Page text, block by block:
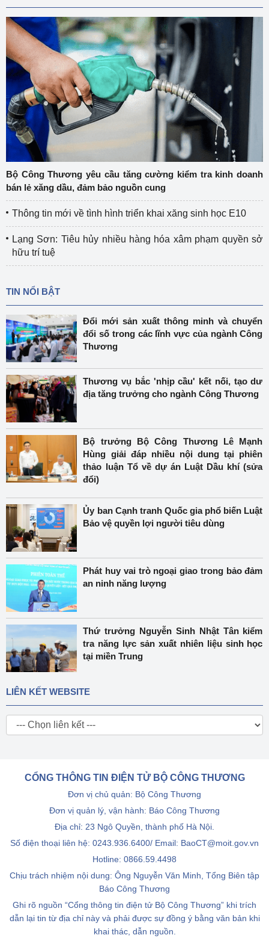
Bộ Công Thương yêu cầu tăng cường kiểm tra kinh doanh
bán lẻ xăng dầu, đảm bảo nguồn cung
Thông tin mới về tình hình triển khai xăng sinh học E10
Lạng Sơn: Tiêu hủy nhiều hàng hóa xâm phạm quyền sở
hữu trí tuệ
TIN NỔI BẬT
Đổi mới sản xuất thông minh và chuyển
đổi số trong các lĩnh vực của ngành Công
Thương
Thương vụ bắc 'nhịp cầu' kết nối, tạo dư
địa tăng trưởng cho ngành Công Thương
Bộ trưởng Bộ Công Thương Lê Mạnh
Hùng giải đáp nhiều nội dung tại phiên
thảo luận Tổ về dự án Luật Dầu khí (sửa
đổi)
Ủy ban Cạnh tranh Quốc gia phổ biến Luật
Bảo vệ quyền lợi người tiêu dùng
Phát huy vai trò ngoại giao trong bảo đảm
an ninh năng lượng
Thứ trưởng Nguyễn Sinh Nhật Tân kiểm
tra năng lực sản xuất nhiên liệu sinh học
tại miền Trung
LIÊN KẾT WEBSITE
CỔNG THÔNG TIN ĐIỆN TỬ BỘ CÔNG THƯƠNG
Đơn vị chủ quản: Bộ Công Thương
Đơn vị quản lý, vận hành: Báo Công Thương
Địa chỉ: 23 Ngô Quyền, thành phố Hà Nội.
Số điện thoại liên hệ: 0243.936.6400/ Email: BaoCT@moit.gov.vn
Hotline: 0866.59.4498
Chịu trách nhiệm nội dung: Ông Nguyễn Văn Minh, Tổng Biên tập
Báo Công Thương
Ghi rõ nguồn “Cổng thông tin điện tử Bộ Công Thương” khi trích
dẫn lại tin từ địa chỉ này và phải được sự đồng ý bằng văn bản khi
khai thác, dẫn nguồn.